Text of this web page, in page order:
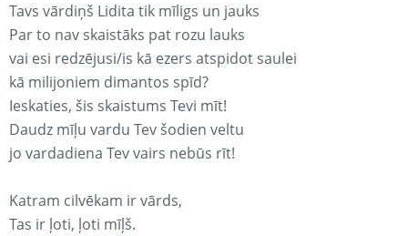
Tavs vārdiņš Lidita tik mīligs un jauks
Par to nav skaistāks pat rozu lauks
vai esi redzējusi/is kā ezers atspidot saulei
kā milijoniem dimantos spīd?
Ieskaties, šis skaistums Tevi mīt!
Daudz mīļu vardu Tev šodien veltu
jo vardadiena Tev vairs nebūs rīt!
Katram cilvēkam ir vārds,
Tas ir ļoti, ļoti mīļš.